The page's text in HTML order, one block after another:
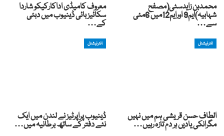
محمدبن زایدسٹی(مصفح
شہابیہ)ایم9 اورایم12میں 6مئی
سے…
معروف کامیڈی اداکارکیکو شاردا
سکائیز بائی ڈینیوب میں دبئی
کے…
انٹرنیشنل
الطاف حسن قریشی ہم میں نہیں
مگرانکی یادیں ہر دم تازہ رہیں…
انٹرنیشنل
ڈینیوب پراپرٹیز نے لندن میں ایک
نئے دفتر کے ساتھ برطانیہ میں…